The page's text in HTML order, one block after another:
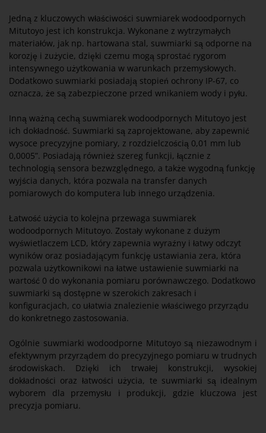
Jedną z kluczowych właściwości suwmiarek wodoodpornych
Mitutoyo jest ich konstrukcja. Wykonane z wytrzymałych
materiałów, jak np. hartowana stal, suwmiarki są odporne na
korozję i zużycie, dzięki czemu mogą sprostać rygorom
intensywnego użytkowania w warunkach przemysłowych.
Dodatkowo suwmiarki posiadają stopień ochrony IP-67, co
oznacza, że są zabezpieczone przed wnikaniem wody i pyłu.
Inną ważną cechą suwmiarek wodoodpornych Mitutoyo jest
ich dokładność. Suwmiarki są zaprojektowane, aby zapewnić
wysoce precyzyjne pomiary, z rozdzielczością 0,01 mm lub
0,0005”. Posiadają również szereg funkcji, łącznie z
technologią sensora bezwzględnego, a także wygodną funkcję
wyjścia danych, która pozwala na transfer danych
pomiarowych do komputera lub innego urządzenia.
Łatwość użycia to kolejna przewaga suwmiarek
wodoodpornych Mitutoyo. Zostały wykonane z dużym
wyświetlaczem LCD, który zapewnia wyraźny i łatwy odczyt
wyników oraz posiadającym funkcję ustawiania zera, która
pozwala użytkownikowi na łatwe ustawienie suwmiarki na
wartość 0 do wykonania pomiaru porównawczego. Dodatkowo
suwmiarki są dostępne w szerokich zakresach i
konfiguracjach, co ułatwia znalezienie właściwego przyrządu
do konkretnego zastosowania.
Ogólnie suwmiarki wodoodporne Mitutoyo są niezawodnym i
efektywnym przyrządem do precyzyjnego pomiaru w trudnych
środowiskach. Dzięki ich trwałej konstrukcji, wysokiej
dokładności oraz łatwości użycia, te suwmiarki są idealnym
wyborem dla przemysłu i produkcji, gdzie kluczowa jest
precyzja pomiaru.